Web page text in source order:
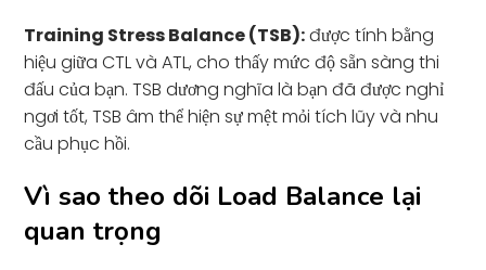
Training Stress Balance (TSB):được tính bằng
hiệu giữa CTL và ATL, cho thấy mức độ sẵn sàng thi
đấu của bạn. TSB dương nghĩa là bạn đã được nghỉ
ngơi tốt, TSB âm thể hiện sự mệt mỏi tích lũy và nhu
cầu phục hồi.
Vì sao theo dõi Load Balance lại
quan trọng